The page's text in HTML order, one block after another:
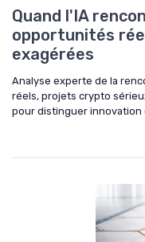
Quand l'IA
opportunités
exagérées
Analyse experte de la
réels, projets crypto
pour distinguer innovation